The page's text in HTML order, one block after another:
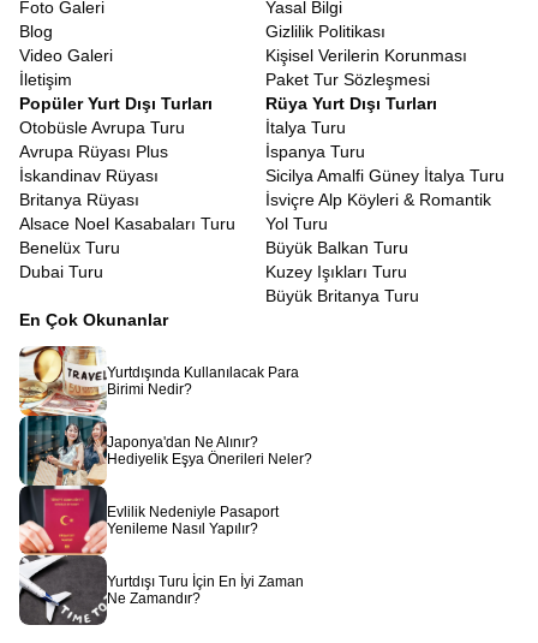
gereklidir. Biz de Avrupa Rüyası olarak Güney Fransa turu vize
konusunda sizlere tam destek sunuyoruz. Evrak hazırlığından
randevu süreçlerine kadar tüm aşamalarda danışmanlarımız
yanınızda oluyor. Bazı pasaport türlerinin vizeden muaf olması ise
ayrı bir kolaylık sağlıyor. Başvuru sürecinin nasıl ilerleyeceğini
size adım adım aktarıyoruz.
Fransa Rivierası Turu Ekstra Turlar Dahil
Birçoğunun aklına yaz ayları gelse de,
Fransa Rivierası kış turu
bambaşka bir huzur taşıyor. Yaz kalabalığı yok, şehirler daha
sakin, manzaralar daha dingin. Kışın bile ılıman olan iklim
sayesinde dış mekânların tadını çıkarabilir, Provence’ın sessiz
köylerinde fotoğraf çekebilir, sahil boyunca romantik yürüyüşler
yapabilirsiniz. Kış döneminde otellerin uygun fiyatlarla hizmet
vermesi ise ekstra bir avantaj sunuyor.
Avrupa Rüyası olarak hazırladığımız bu tur, yalnızca bir yolculuk
değil, duyularınızı besleyen, ruhunuzu dinlendiren, estetik algınızı
genişleten bir deneyimdir.
Turuile Provence köyleri, şarap bağları, lüks sahil kasabaları ve
tarih dolu şehirler. Hepsi aynı programın içinde birleşiyor. Eğer siz
de Akdeniz’in güneşine, Provence’ın lavanta kokulu sokaklarına
ve Rivierası’nın zarafetine dokunmak istiyorsanız doğru
yerdesiniz. Bu masalsı yolculuğu birlikte gerçekleştirmek için
Avrupa Rüyası
Foto Galeri
Blog
Video Galeri
İletişim
Yasal Bilgi
Gizlilik Politikası
Kişisel Verilerin Korunması
Paket Tur Sözleşmesi
Popüler Yurt Dışı Turları
Otobüsle Avrupa Turu
Avrupa Rüyası Plus
İskandinav Rüyası
Britanya Rüyası
Alsace Noel Kasabaları Turu
Benelüx Turu
Dubai Turu
Rüya Yurt Dışı Turları
İtalya Turu
İspanya Turu
Sicilya Amalfi Güney İtalya Turu
İsviçre Alp Köyleri & Romantik
Yol Turu
Büyük Balkan Turu
Kuzey Işıkları Turu
Büyük Britanya Turu
En Çok Okunanlar
Yurtdışında Kullanılacak Para
Birimi Nedir?
Japonya'dan Ne Alınır?
Hediyelik Eşya Önerileri Neler?
Evlilik Nedeniyle Pasaport
Yenileme Nasıl Yapılır?
Yurtdışı Turu İçin En İyi Zaman
Ne Zamandır?